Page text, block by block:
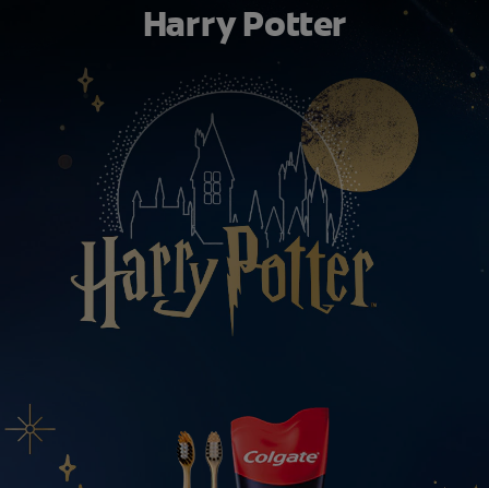
MISIÓN
CHEQUEO DE SALUD BUCAL
CORRESPONDENCIA DE PRODUCTOS
CHEQUEO DE SALUD BUCAL
CORRESPONDENCIA DE PRODUCTOS
Harry Potter